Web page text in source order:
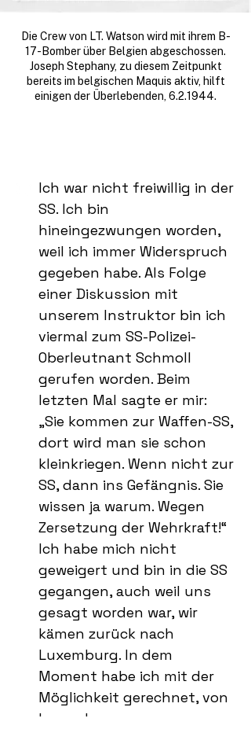
Die Crew von LT. Watson wird mit ihrem B-
17-Bomber über Belgien abgeschossen.
Joseph Stephany, zu diesem Zeitpunkt
bereits im belgischen Maquis aktiv, hilft
einigen der Überlebenden, 6.2.1944.
Ich war nicht freiwillig in der
SS. Ich bin
hineingezwungen worden,
weil ich immer Widerspruch
gegeben habe. Als Folge
einer Diskussion mit
unserem Instruktor bin ich
viermal zum SS-Polizei-
Oberleutnant Schmoll
gerufen worden. Beim
letzten Mal sagte er mir:
„Sie kommen zur Waffen-SS,
dort wird man sie schon
kleinkriegen. Wenn nicht zur
SS, dann ins Gefängnis. Sie
wissen ja warum. Wegen
Zersetzung der Wehrkraft!“
Ich habe mich nicht
geweigert und bin in die SS
gegangen, auch weil uns
gesagt worden war, wir
kämen zurück nach
Luxemburg. In dem
Moment habe ich mit der
Möglichkeit gerechnet, von
Luxemburg aus zu